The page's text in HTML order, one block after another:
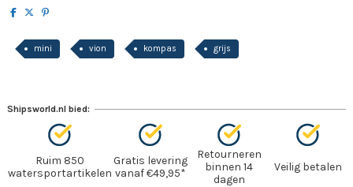
mini vion kompas grijs
Shipsworld.nl bied:
Ruim 850
watersportartikelen
Gratis levering
vanaf €49,95*
Retourneren
binnen 14
dagen
Veilig betalen